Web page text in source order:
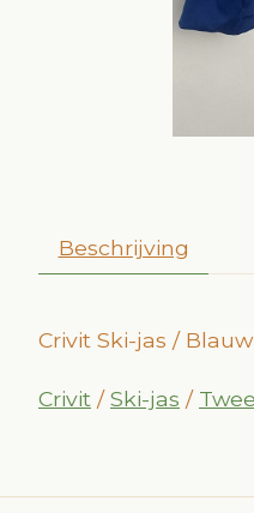
Beschrijving
Crivit Ski-jas / Blauw
Crivit /Ski-jas /